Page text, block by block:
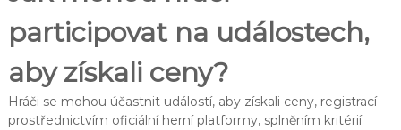
participovat na událostech,
aby získali ceny?
Hráči se mohou účastnit událostí, aby získali ceny, registrací
prostřednictvím oficiální herní platformy, splněním kritérií